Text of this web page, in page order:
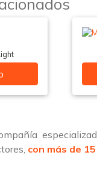
con más de